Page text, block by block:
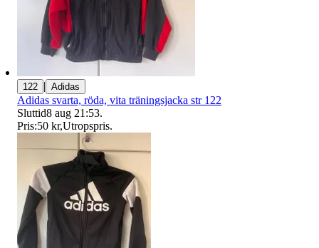
122 | Adidas
Adidas svarta, röda, vita träningsjacka str 122
Sluttid8 aug 21:53.
Pris:50 kr,Utropspris.